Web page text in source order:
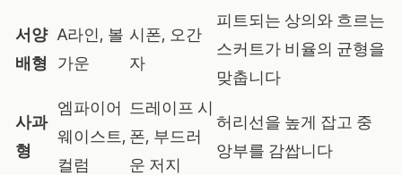
서양
배형
A라인, 볼
가운
시폰, 오간
자
피트되는 상의와 흐르는
스커트가 비율의 균형을
맞춥니다
사과
형
엠파이어
웨이스트,
컬럼
드레이프 시
폰, 부드러
운 저지
허리선을 높게 잡고 중
앙부를 감쌉니다